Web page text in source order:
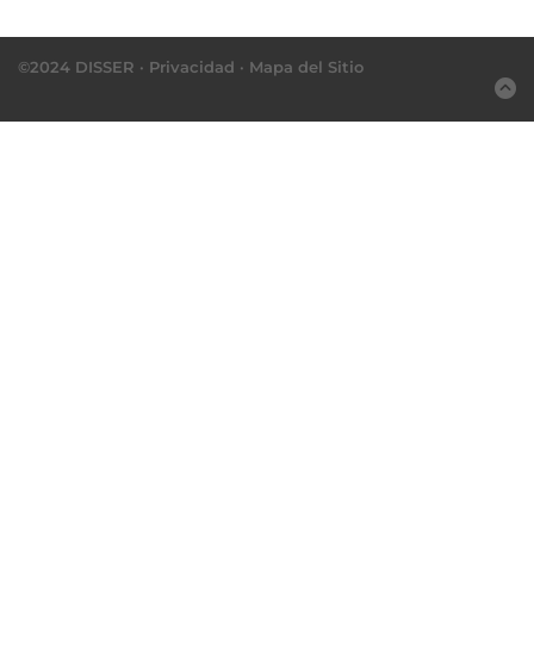
©2024 DISSER · Privacidad · Mapa del Sitio